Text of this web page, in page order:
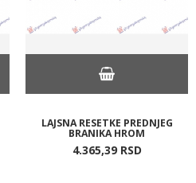
LAJSNA RESETKE PREDNJEG
BRANIKA HROM
4.365,39 RSD